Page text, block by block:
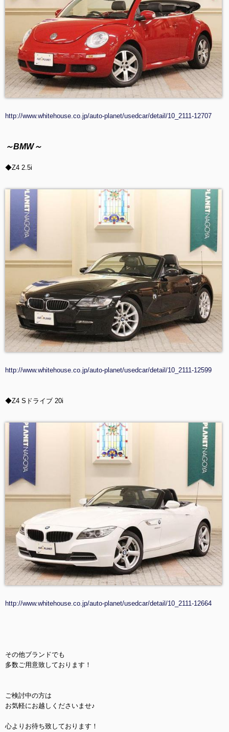
http://www.whitehouse.co.jp/auto-planet/usedcar/detail/10_2111-12707
～BMW～
◆Z4 2.5i
http://www.whitehouse.co.jp/auto-planet/usedcar/detail/10_2111-12599
◆Z4 Sドライブ 20i
http://www.whitehouse.co.jp/auto-planet/usedcar/detail/10_2111-12664
その他ブランドでも
多数ご用意致しております！
ご検討中の方は
お気軽にお越しくださいませ♪
心よりお待ち致しております！